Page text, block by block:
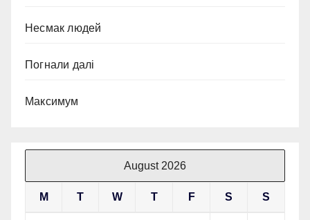
Несмак людей
Погнали далі
Максимум
August 2026
M T W T F S S